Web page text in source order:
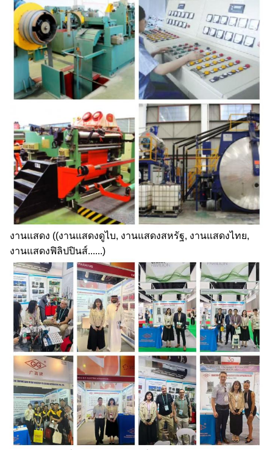
งานแสดง ((งานแสดงดูไบ, งานแสดงสหรัฐ, งานแสดงไทย,
งานแสดงฟิลิปปินส์......)